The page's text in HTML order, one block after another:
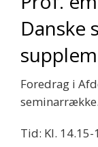
Danske
Foredrag i
seminarrække.
Tid: Kl. 14.15-